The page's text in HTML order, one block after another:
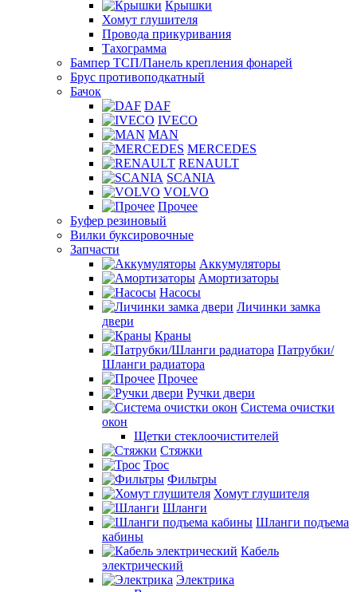
Крышки
Хомут глушителя
Провода прикуривания
Тахограмма
Бампер ТСП/Панель крепления фонарей
Брус противоподкатный
Бачок
DAF
IVECO
MAN
MERCEDES
RENAULT
SCANIA
VOLVO
Прочее
Буфер резиновый
Вилки буксировочные
Запчасти
Аккумуляторы
Амортизаторы
Насосы
Личинки замка
двери
Краны
Патрубки/
Шланги радиатора
Прочее
Ручки двери
Система очистки
окон
Щетки стеклоочистителей
Стяжки
Трос
Фильтры
Хомут глушителя
Шланги
Шланги подъема
кабины
Кабель
электрический
Электрика